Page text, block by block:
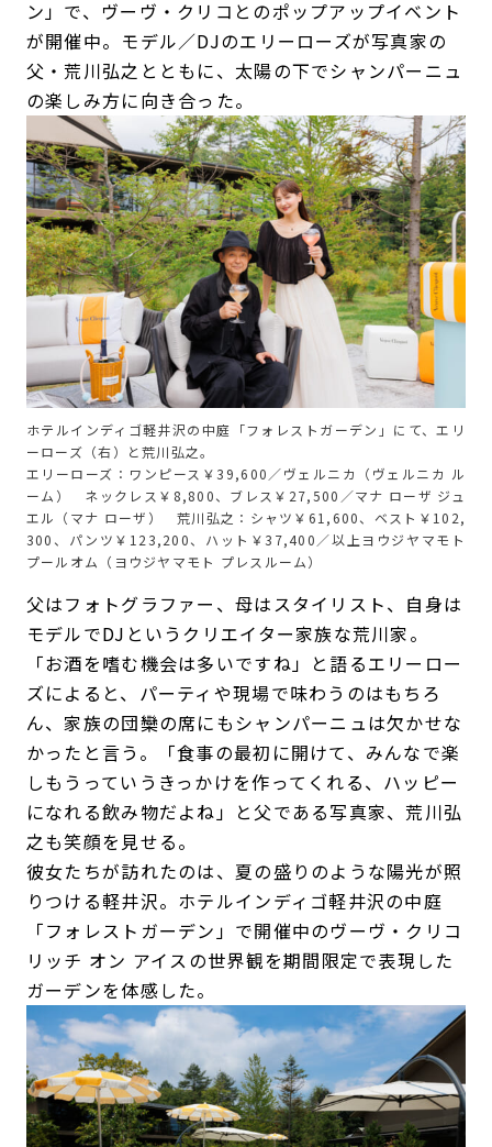
ン」で、ヴーヴ・クリコとのポップアップイベント
が開催中。モデル／DJのエリーローズが写真家の
父・荒川弘之とともに、太陽の下でシャンパーニュ
の楽しみ方に向き合った。
ホテルインディゴ軽井沢の中庭「フォレストガーデン」にて、エリ
ーローズ（右）と荒川弘之。
エリーローズ：ワンピース￥39,600／ヴェルニカ（ヴェルニカ ル
ーム） ネックレス￥8,800、ブレス￥27,500／マナ ローザ ジュ
エル（マナ ローザ） 荒川弘之：シャツ￥61,600、ベスト￥102,
300、パンツ￥123,200、ハット￥37,400／以上ヨウジヤマモト
プールオム（ヨウジヤマモト プレスルーム）
父はフォトグラファー、母はスタイリスト、自身は
モデルでDJというクリエイター家族な荒川家。
「お酒を嗜む機会は多いですね」と語るエリーロー
ズによると、パーティや現場で味わうのはもちろ
ん、家族の団欒の席にもシャンパーニュは欠かせな
かったと言う。「食事の最初に開けて、みんなで楽
しもうっていうきっかけを作ってくれる、ハッピー
になれる飲み物だよね」と父である写真家、荒川弘
之も笑顔を見せる。
彼女たちが訪れたのは、夏の盛りのような陽光が照
りつける軽井沢。ホテルインディゴ軽井沢の中庭
「フォレストガーデン」で開催中のヴーヴ・クリコ
リッチ オン アイスの世界観を期間限定で表現した
ガーデンを体感した。